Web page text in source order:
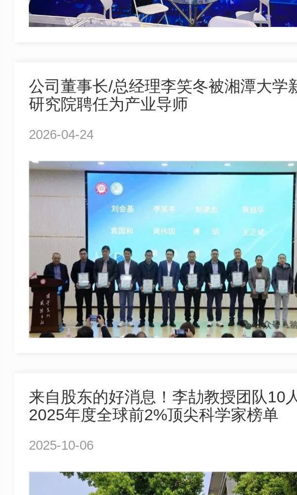
公司董事长/总经理李笑冬被湘潭大学
研究院聘任为产业导师
2026-04-24
来自股东的好消息！李劼教授团队10
2025年度全球前2%顶尖科学家榜单
2025-10-06